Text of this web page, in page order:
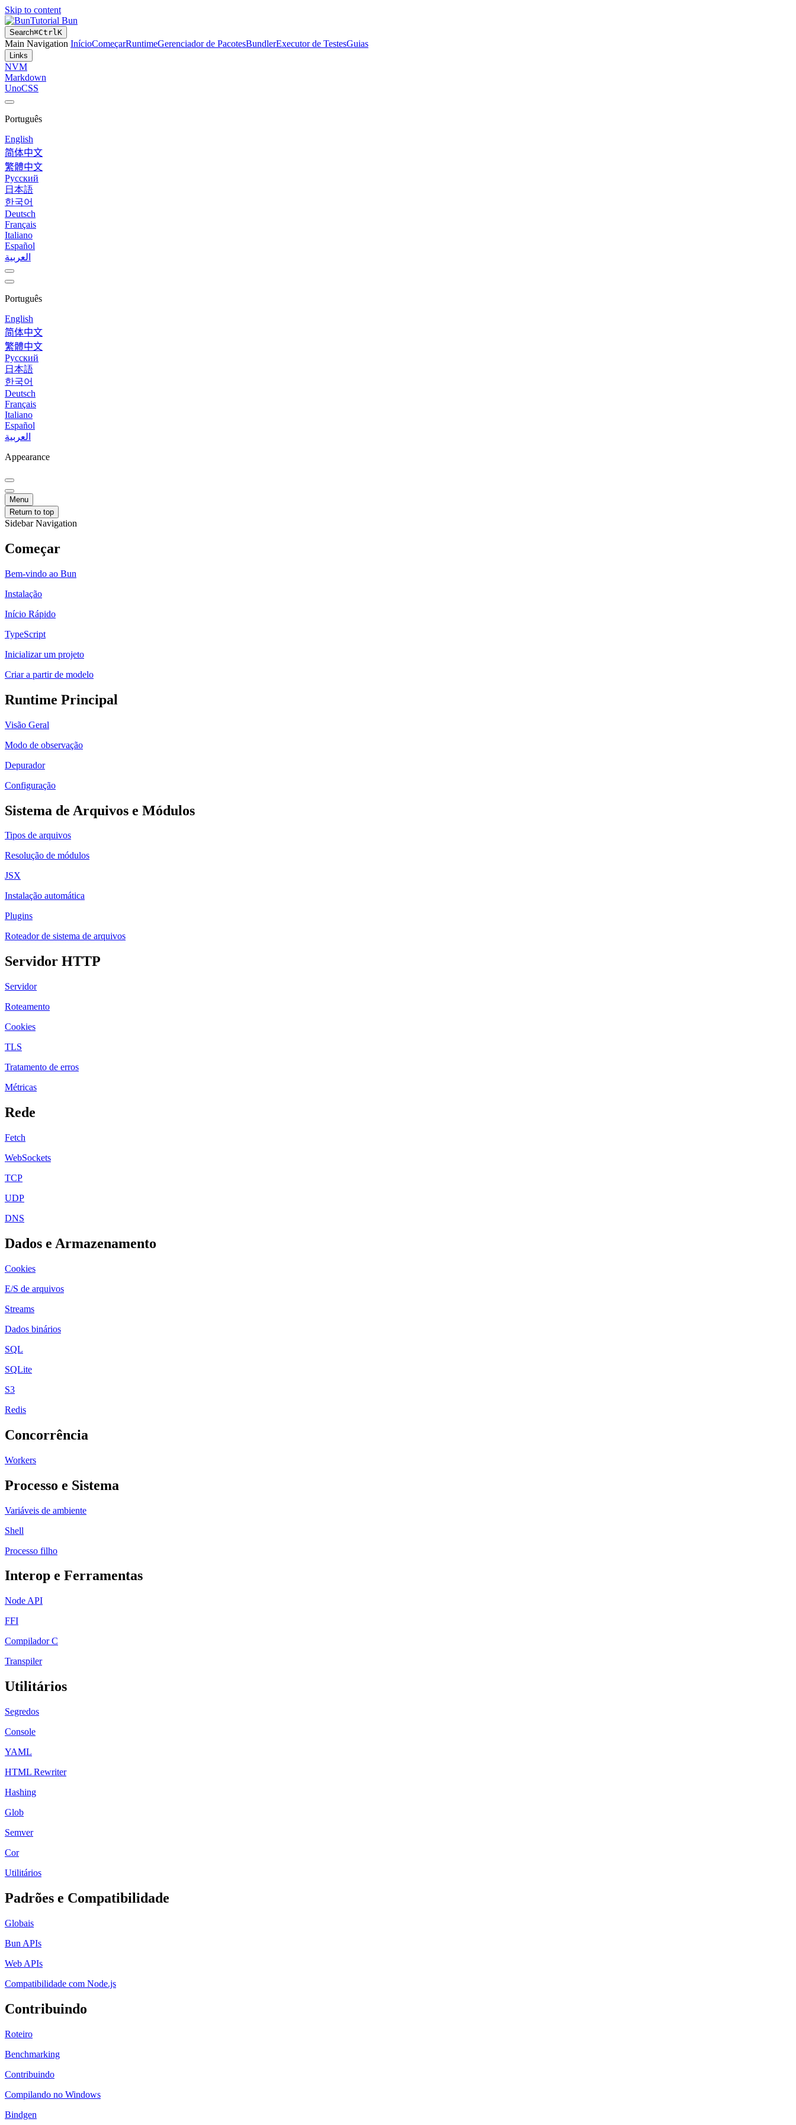
Skip to content
Tutorial Bun
Search⌘CtrlK
Main Navigation InícioComeçarRuntimeGerenciador de PacotesBundlerExecutor de TestesGuias
Links
NVM
Markdown
UnoCSS
Português
English
简体中文
繁體中文
Русский
日本語
한국어
Deutsch
Français
Italiano
Español
العربية
Português
English
简体中文
繁體中文
Русский
日本語
한국어
Deutsch
Français
Italiano
Español
العربية
Appearance
Menu
Return to top
Sidebar Navigation
Começar
Bem-vindo ao Bun
Instalação
Início Rápido
TypeScript
Inicializar um projeto
Criar a partir de modelo
Runtime Principal
Visão Geral
Modo de observação
Depurador
Configuração
Sistema de Arquivos e Módulos
Tipos de arquivos
Resolução de módulos
JSX
Instalação automática
Plugins
Roteador de sistema de arquivos
Servidor HTTP
Servidor
Roteamento
Cookies
TLS
Tratamento de erros
Métricas
Rede
Fetch
WebSockets
TCP
UDP
DNS
Dados e Armazenamento
Cookies
E/S de arquivos
Streams
Dados binários
SQL
SQLite
S3
Redis
Concorrência
Workers
Processo e Sistema
Variáveis de ambiente
Shell
Processo filho
Interop e Ferramentas
Node API
FFI
Compilador C
Transpiler
Utilitários
Segredos
Console
YAML
HTML Rewriter
Hashing
Glob
Semver
Cor
Utilitários
Padrões e Compatibilidade
Globais
Bun APIs
Web APIs
Compatibilidade com Node.js
Contribuindo
Roteiro
Benchmarking
Contribuindo
Compilando no Windows
Bindgen